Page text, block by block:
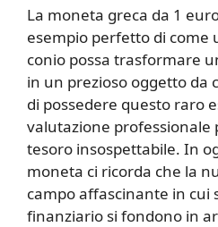
La moneta greca da 1
esempio perfetto di come
conio possa trasformare
in un prezioso oggetto da
di possedere questo raro
valutazione professionale
tesoro insospettabile. In
moneta ci ricorda che la
campo affascinante in cui
finanziario si fondono in